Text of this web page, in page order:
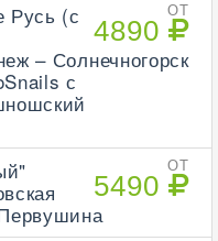
ОТ
4890
Русь (с
– Солнечногорск
с
ОТ
5490